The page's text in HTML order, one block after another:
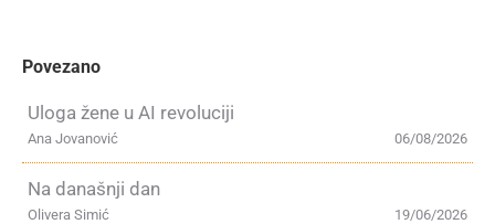
Povezano
Uloga žene u AI revoluciji
06/08/2026
Ana Jovanović
Na današnji dan
19/06/2026
Olivera Simić